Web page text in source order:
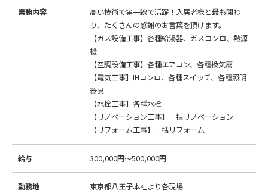
業務内容
高い技術で第一線で活躍！入居者様と最も関わ
り、たくさんの感謝のお言葉を頂けます。
【ガス設備工事】各種給湯器、ガスコンロ、熱源
機
【空調設備工事】各種エアコン、各種換気扇
【電気工事】IHコンロ、各種スイッチ、各種照明
器具
【水栓工事】各種水栓
【リノベーション工事】一括リノベーション
【リフォーム工事】一括リフォーム
給与 300,000円～500,000円
勤務地 東京都八王子本社より各現場